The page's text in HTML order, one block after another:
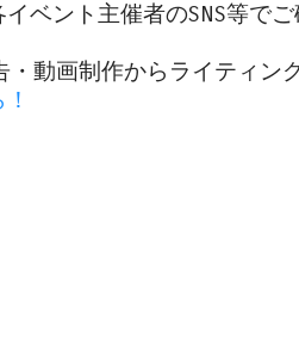
ベント主催者のSNS等でご
動画制作からライティン